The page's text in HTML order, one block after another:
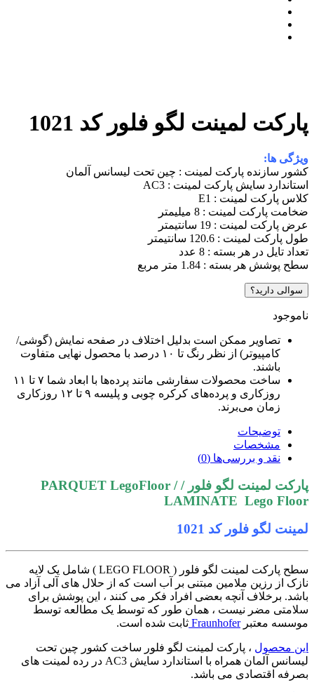
پارکت لمینت لگو فلور کد 1021
ویژگی ها:
کشور سازنده پارکت لمینت : چین تحت لیسانس آلمان
استاندارد سایش پارکت لمینت : AC3
کلاس پارکت لمینت : E1
ضخامت پارکت لمینت : 8 میلیمتر
عرض پارکت لمینت : 19 سانتیمتر
طول پارکت لمینت : 120.6 سانتیمتر
تعداد تایل در هر بسته : 8 عدد
سطح پوشش هر بسته : 1.84 متر مربع
سوالی دارید؟
ناموجود
تصاویر ممکن است بدلیل اختلاف در صفحه نمایش (گوشی/
کامپیوتر) از نظر رنگ تا ۱۰ درصد با محصول نهایی متفاوت
باشند.
ساخت محصولات سفارشی مانند پرده‌ها با ابعاد شما ۷ تا ۱۱
روزکاری و پرده‌های کرکره چوبی و پلیسه ۹ تا ۱۲ روزکاری
زمان می‌برند.
توضیحات
مشخصات
نقد و بررسی‌ها (0)
پارکت لمینت لگو فلور / PARQUET LegoFloor /
LAMINATE Lego Floor
لمینت لگو فلور کد 1021
سطح پارکت لمینت لگو فلور ( LEGO FLOOR ) شامل یک لایه
نازک از رزین ملامین مبتنی بر آب است که از حلال های آلی آزاد می
باشد. برخلاف آنچه بعضی افراد فکر می کنند ، این پوشش برای
سلامتی مضر نیست ، همان طور که توسط یک مطالعه توسط
موسسه معتبرFraunhofer ثابت شده است.
این محصول ، پارکت لمینت لگو فلور ساخت کشور چین تحت
لیسانس آلمان همراه با استاندارد سایش AC3 در رده لمینت های
بصرفه اقتصادی می باشد.